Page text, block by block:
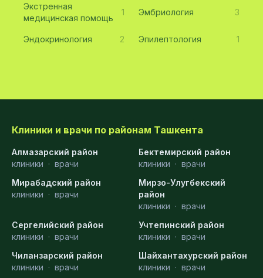
Экстренная
медицинская помощь
1 Эмбриология 3
Эндокринология 2 Эпилептология 1
Клиники и врачи по районам Ташкента
Алмазарский район
клиники · врачи
Бектемирский район
клиники · врачи
Мирабадский район
клиники · врачи
Мирзо-Улугбекский
район
клиники · врачи
Сергелийский район
клиники · врачи
Учтепинский район
клиники · врачи
Чиланзарский район
клиники · врачи
Шайхантахурский район
клиники · врачи